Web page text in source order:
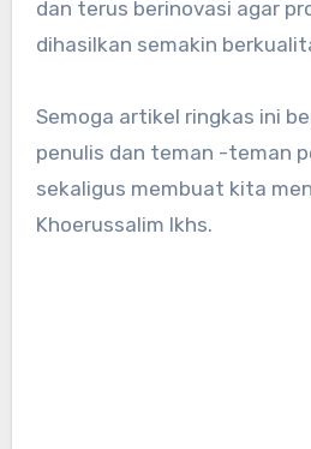
dan terus berinovasi agar
dihasilkan semakin
Semoga artikel ringkas ini
penulis dan teman -teman
sekaligus membuat kita
Khoerussalim Ikhs.